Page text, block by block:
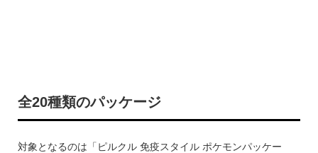
全20種類のパッケージ
対象となるのは「ピルクル 免疫スタイル ポケモンパッケー